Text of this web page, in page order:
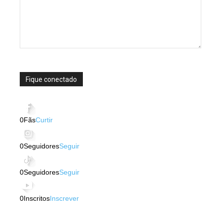
Fique conectado
0FãsCurtir
0SeguidoresSeguir
0SeguidoresSeguir
0InscritosInscrever